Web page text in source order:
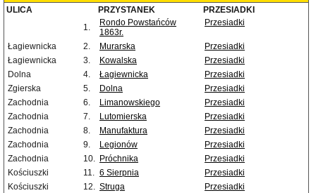
ULICA PRZYSTANEK
PRZESIADKI
1.
Rondo Powstańców
1863r.
Przesiadki
Łagiewnicka 2. Murarska
Przesiadki
Łagiewnicka
3. Kowalska
Przesiadki
Dolna
4. Łagiewnicka
Przesiadki
Zgierska
5. Dolna
Przesiadki
Zachodnia
6. Limanowskiego
Przesiadki
Zachodnia
7. Lutomierska
Przesiadki
Zachodnia
8. Manufaktura
Przesiadki
Zachodnia
9. Legionów
Przesiadki
Zachodnia
10. Próchnika
Przesiadki
Kościuszki
11. 6 Sierpnia
Przesiadki
Kościuszki
12. Struga
Przesiadki